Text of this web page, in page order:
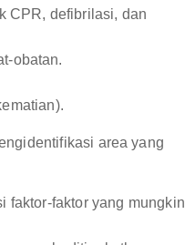
CPR, defibrilasi, dan
obatan.
area yang
faktor-faktor yang mungkin